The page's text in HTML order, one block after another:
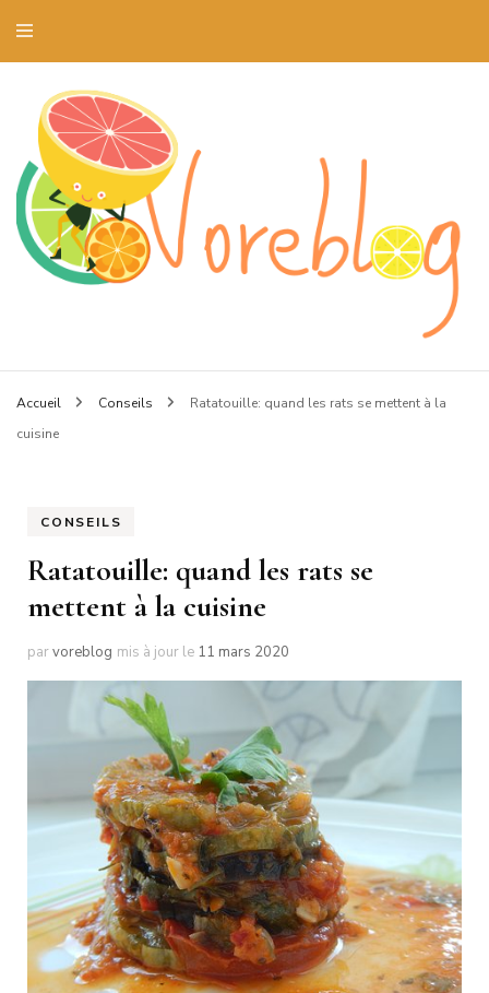
Voreblog
Accueil Conseils
Ratatouille: quand les rats se mettent à la
cuisine
CONSEILS
Ratatouille: quand les rats se
mettent à la cuisine
parvoreblog mis à jour le 11 mars 2020